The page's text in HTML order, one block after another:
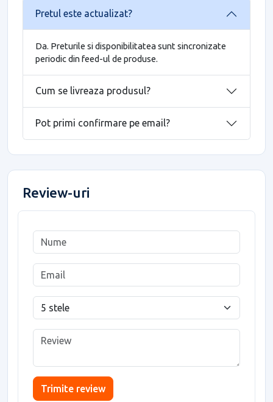
Pretul este actualizat?
Da. Preturile si disponibilitatea sunt sincronizate
periodic din feed-ul de produse.
Cum se livreaza produsul?
Pot primi confirmare pe email?
Review-uri
Trimite review